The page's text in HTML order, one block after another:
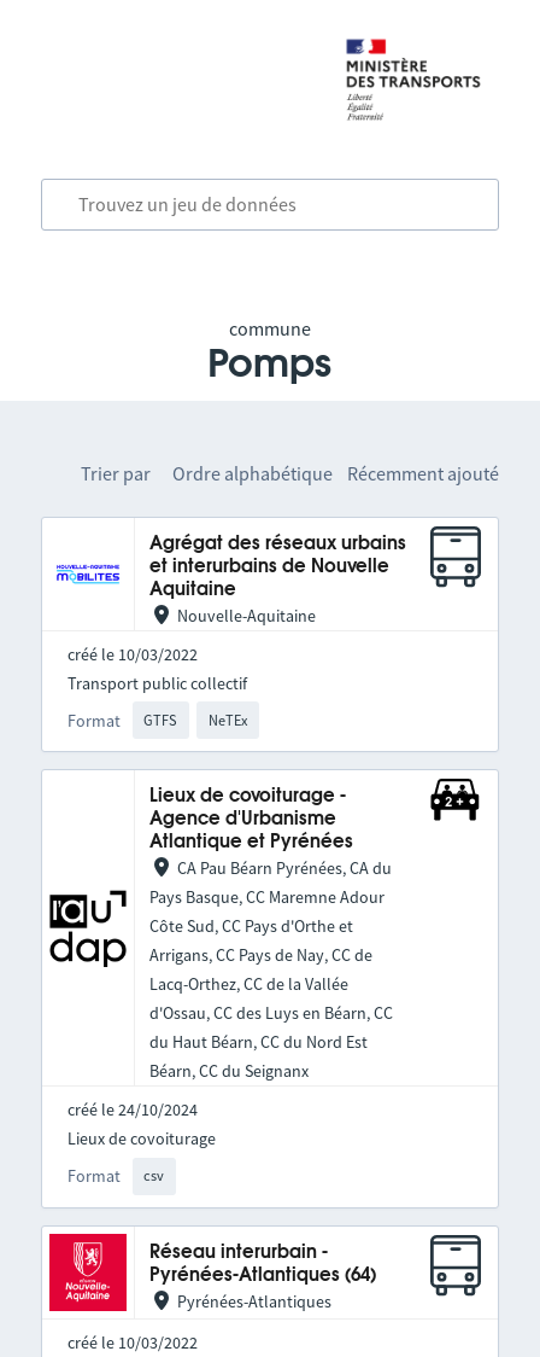
commune
Pomps
Trier par Ordre alphabétique Récemment ajouté
Agrégat des réseaux urbains
et interurbains de Nouvelle
Aquitaine
Nouvelle-Aquitaine
créé le 10/03/2022
Format GTFS NeTEx
Transport public collectif
Lieux de covoiturage -
Agence d'Urbanisme
Atlantique et Pyrénées
CA Pau Béarn Pyrénées, CA du
Pays Basque, CC Maremne Adour
Côte Sud, CC Pays d'Orthe et
Arrigans, CC Pays de Nay, CC de
Lacq-Orthez, CC de la Vallée
d'Ossau, CC des Luys en Béarn, CC
du Haut Béarn, CC du Nord Est
Béarn, CC du Seignanx
créé le 24/10/2024
Format csv
Lieux de covoiturage
Réseau interurbain -
Pyrénées-Atlantiques (64)
Pyrénées-Atlantiques
créé le 10/03/2022